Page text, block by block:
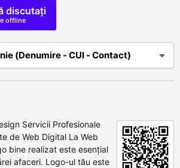
discutați
offline
(Denumire - CUI - Contact)
Servicii Profesionale
de Web Digital La Web
bine realizat este esențial
afaceri. Logo-ul tău este